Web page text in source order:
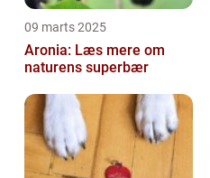
09 marts 2025
Aronia: Læs mere om
naturens superbær